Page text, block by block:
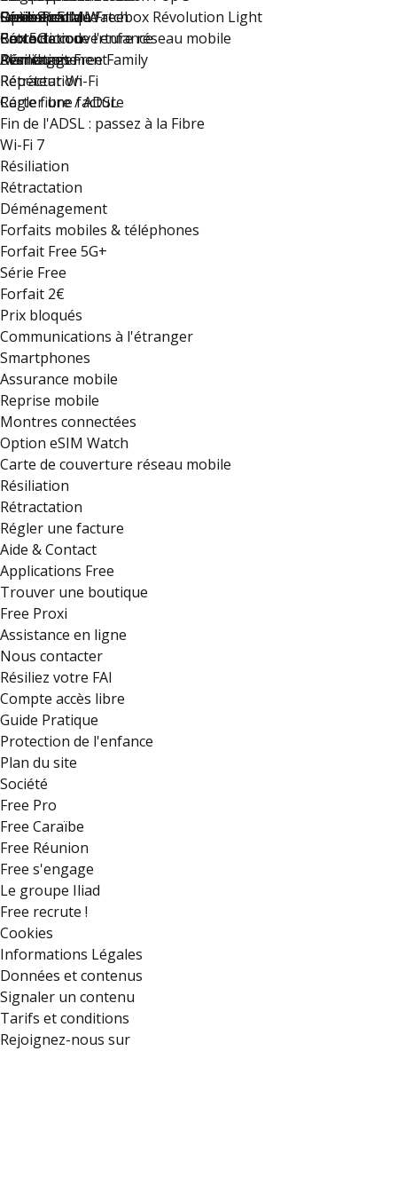
Résiliation
Rétractation
Déménagement
Option eSIM Watch
Carte de couverture réseau mobile
Résiliation
Rétractation
Régler une facture
Guide Pratique
Protection de l'enfance
Plan du site
Free recrute !
Série Spéciale Freebox Révolution Light
Box 5G
Avantages Free Family
Répéteur Wi-Fi
Carte fibre / ADSL
Fin de l'ADSL : passez à la Fibre
Wi-Fi 7
Résiliation
Rétractation
Déménagement
Forfaits mobiles & téléphones
Forfait Free 5G+
Série Free
Forfait 2€
Prix bloqués
Communications à l'étranger
Smartphones
Assurance mobile
Reprise mobile
Montres connectées
Option eSIM Watch
Carte de couverture réseau mobile
Résiliation
Rétractation
Régler une facture
Aide & Contact
Applications Free
Trouver une boutique
Free Proxi
Assistance en ligne
Nous contacter
Résiliez votre FAI
Compte accès libre
Guide Pratique
Protection de l'enfance
Plan du site
Société
Free Pro
Free Caraïbe
Free Réunion
Free s'engage
Le groupe Iliad
Free recrute !
Cookies
Informations Légales
Données et contenus
Signaler un contenu
Tarifs et conditions
Rejoignez-nous sur